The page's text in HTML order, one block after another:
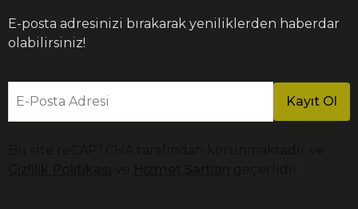
E-posta adresinizi bırakarak yeniliklerden haberdar
olabilirsiniz!
E-Posta Adresi Kayıt Ol